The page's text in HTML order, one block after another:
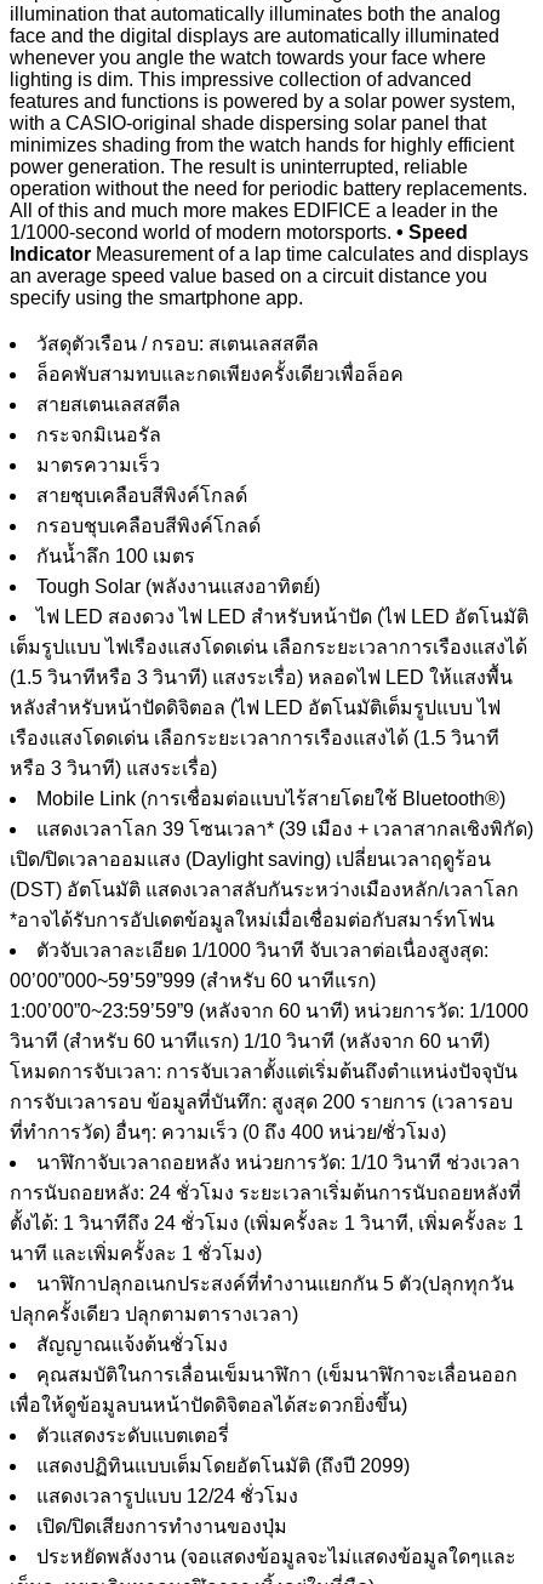
illumination that automatically illuminates both the analog
face and the digital displays are automatically illuminated
whenever you angle the watch towards your face where
lighting is dim. This impressive collection of advanced
features and functions is powered by a solar power system,
with a CASIO-original shade dispersing solar panel that
minimizes shading from the watch hands for highly efficient
power generation. The result is uninterrupted, reliable
operation without the need for periodic battery replacements.
All of this and much more makes EDIFICE a leader in the
1/1000-second world of modern motorsports. • Speed
Indicator Measurement of a lap time calculates and displays
an average speed value based on a circuit distance you
specify using the smartphone app.
วัสดุตัวเรือน / กรอบ: สเตนเลสสตีล
ล็อคพับสามทบและกดเพียงครั้งเดียวเพื่อล็อค
สายสเตนเลสสตีล
กระจกมิเนอรัล
มาตรความเร็ว
สายชุบเคลือบสีพิงค์โกลด์
กรอบชุบเคลือบสีพิงค์โกลด์
กันน้ำลึก 100 เมตร
Tough Solar (พลังงานแสงอาทิตย์)
ไฟ LED สองดวง ไฟ LED สำหรับหน้าปัด (ไฟ LED อัตโนมัติ
เต็มรูปแบบ ไฟเรืองแสงโดดเด่น เลือกระยะเวลาการเรืองแสงได้
(1.5 วินาทีหรือ 3 วินาที) แสงระเรื่อ) หลอดไฟ LED ให้แสงพื้น
หลังสำหรับหน้าปัดดิจิตอล (ไฟ LED อัตโนมัติเต็มรูปแบบ ไฟ
เรืองแสงโดดเด่น เลือกระยะเวลาการเรืองแสงได้ (1.5 วินาที
หรือ 3 วินาที) แสงระเรื่อ)
Mobile Link (การเชื่อมต่อแบบไร้สายโดยใช้ Bluetooth®)
แสดงเวลาโลก 39 โซนเวลา* (39 เมือง + เวลาสากลเชิงพิกัด)
เปิด/ปิดเวลาออมแสง (Daylight saving) เปลี่ยนเวลาฤดูร้อน
(DST) อัตโนมัติ แสดงเวลาสลับกันระหว่างเมืองหลัก/เวลาโลก
*อาจได้รับการอัปเดตข้อมูลใหม่เมื่อเชื่อมต่อกับสมาร์ทโฟน
ตัวจับเวลาละเอียด 1/1000 วินาที จับเวลาต่อเนื่องสูงสุด:
00’00”000~59’59”999 (สำหรับ 60 นาทีแรก)
1:00’00”0~23:59’59”9 (หลังจาก 60 นาที) หน่วยการวัด: 1/1000
วินาที (สำหรับ 60 นาทีแรก) 1/10 วินาที (หลังจาก 60 นาที)
โหมดการจับเวลา: การจับเวลาตั้งแต่เริ่มต้นถึงตำแหน่งปัจจุบัน
การจับเวลารอบ ข้อมูลที่บันทึก: สูงสุด 200 รายการ (เวลารอบ
ที่ทำการวัด) อื่นๆ: ความเร็ว (0 ถึง 400 หน่วย/ชั่วโมง)
นาฬิกาจับเวลาถอยหลัง หน่วยการวัด: 1/10 วินาที ช่วงเวลา
การนับถอยหลัง: 24 ชั่วโมง ระยะเวลาเริ่มต้นการนับถอยหลังที่
ตั้งได้: 1 วินาทีถึง 24 ชั่วโมง (เพิ่มครั้งละ 1 วินาที, เพิ่มครั้งละ 1
นาที และเพิ่มครั้งละ 1 ชั่วโมง)
นาฬิกาปลุกอเนกประสงค์ที่ทำงานแยกกัน 5 ตัว(ปลุกทุกวัน
ปลุกครั้งเดียว ปลุกตามตารางเวลา)
สัญญาณแจ้งต้นชั่วโมง
คุณสมบัติในการเลื่อนเข็มนาฬิกา (เข็มนาฬิกาจะเลื่อนออก
เพื่อให้ดูข้อมูลบนหน้าปัดดิจิตอลได้สะดวกยิ่งขึ้น)
ตัวแสดงระดับแบตเตอรี่
แสดงปฏิทินแบบเต็มโดยอัตโนมัติ (ถึงปี 2099)
แสดงเวลารูปแบบ 12/24 ชั่วโมง
เปิด/ปิดเสียงการทำงานของปุ่ม
ประหยัดพลังงาน (จอแสดงข้อมูลจะไม่แสดงข้อมูลใดๆและ